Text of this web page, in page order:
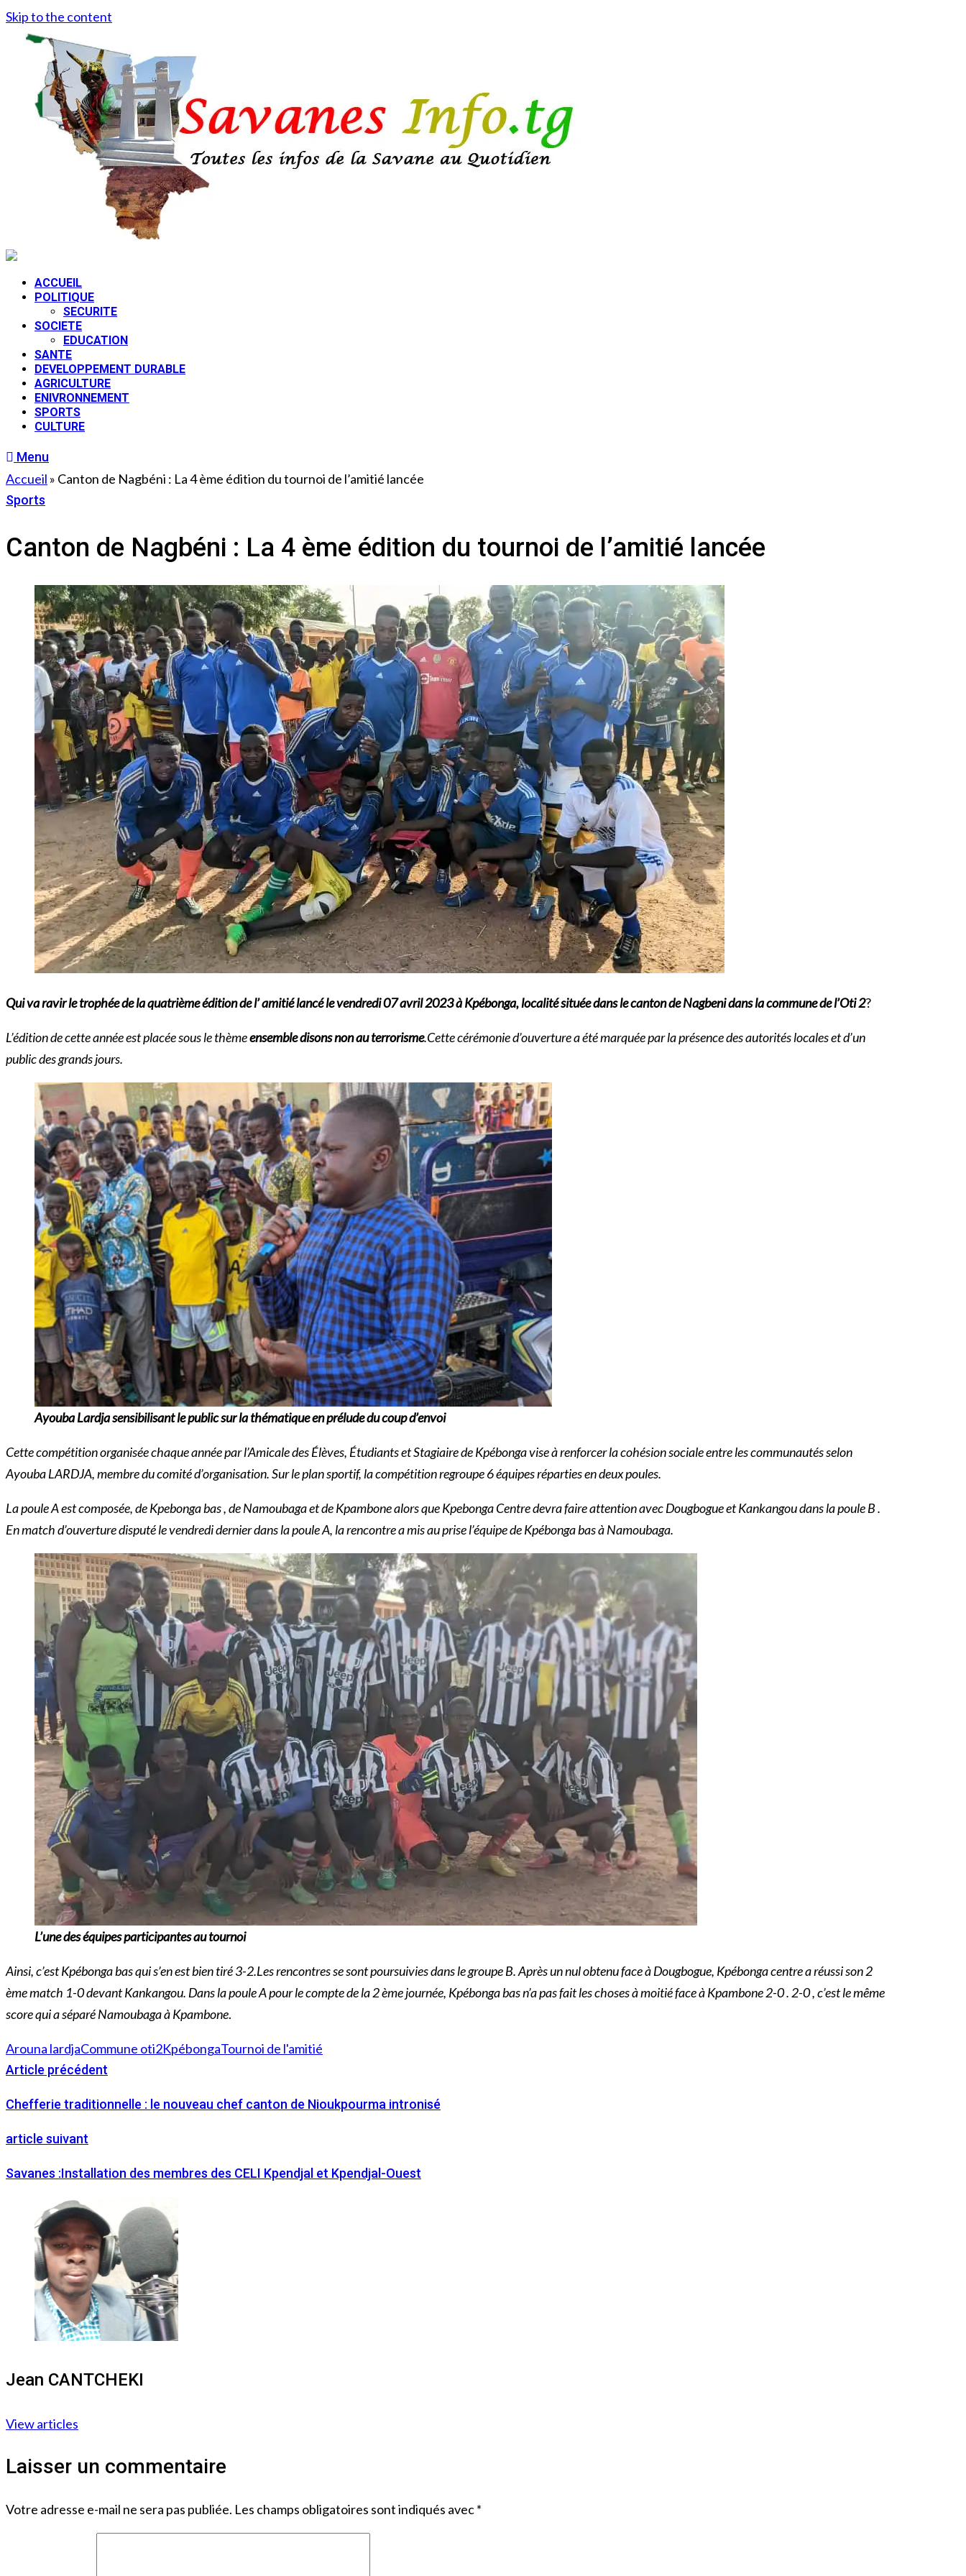
Skip to the content
ACCUEIL
POLITIQUE
SECURITE
SOCIETE
EDUCATION
SANTE
DEVELOPPEMENT DURABLE
AGRICULTURE
ENIVRONNEMENT
SPORTS
CULTURE
Menu
Accueil » Canton de Nagbéni : La 4 ème édition du tournoi de l’amitié lancée
Sports
Canton de Nagbéni : La 4 ème édition du tournoi de l’amitié lancée
Qui va ravir le trophée de la quatrième édition de l’ amitié lancé le vendredi 07 avril 2023 à Kpébonga, localité située dans le canton de Nagbeni dans la commune de l’Oti 2?
L’édition de cette année est placée sous le thèmeensemble disons non au terrorisme.Cette cérémonie d’ouverture a été marquée par la présence des autorités locales et d’un
public des grands jours.
Ayouba Lardja sensibilisant le public sur la thématique en prélude du coup d’envoi
Cette compétition organisée chaque année par l’Amicale des Élèves, Étudiants et Stagiaire de Kpébonga vise à renforcer la cohésion sociale entre les communautés selon
Ayouba LARDJA, membre du comité d’organisation. Sur le plan sportif, la compétition regroupe 6 équipes réparties en deux poules.
La poule A est composée, de Kpebonga bas , de Namoubaga et de Kpambone alors que Kpebonga Centre devra faire attention avec Dougbogue et Kankangou dans la poule B .
En match d’ouverture disputé le vendredi dernier dans la poule A, la rencontre a mis au prise l’équipe de Kpébonga bas à Namoubaga.
L’une des équipes participantes au tournoi
Ainsi, c’est Kpébonga bas qui s’en est bien tiré 3-2.Les rencontres se sont poursuivies dans le groupe B. Après un nul obtenu face à Dougbogue, Kpébonga centre a réussi son 2
ème match 1-0 devant Kankangou. Dans la poule A pour le compte de la 2 ème journée, Kpébonga bas n’a pas fait les choses à moitié face à Kpambone 2-0 . 2-0 , c’est le même
score qui a séparé Namoubaga à Kpambone.
Arouna lardjaCommune oti2KpébongaTournoi de l'amitié
Article précédent
Chefferie traditionnelle : le nouveau chef canton de Nioukpourma intronisé
article suivant
Savanes :Installation des membres des CELI Kpendjal et Kpendjal-Ouest
Jean CANTCHEKI
View articles
Laisser un commentaire
Votre adresse e-mail ne sera pas publiée. Les champs obligatoires sont indiqués avec*